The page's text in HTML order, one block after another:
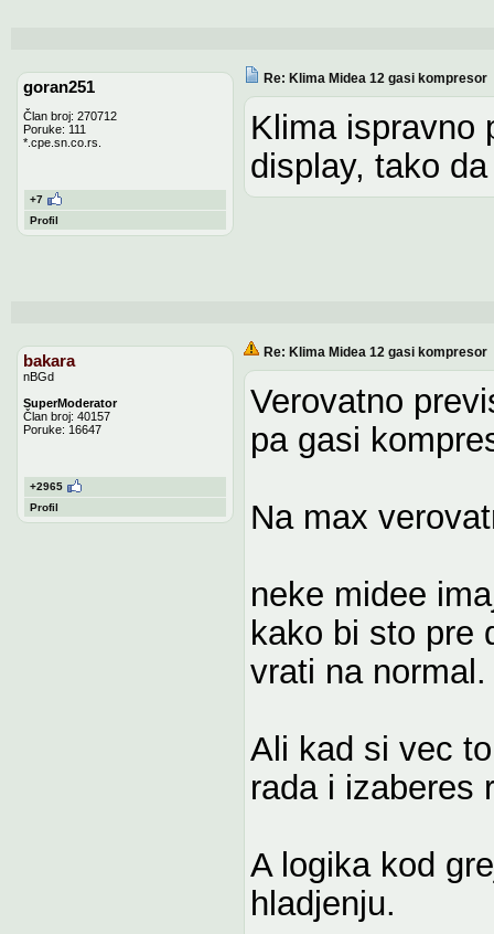
goran251
Član broj: 270712
Poruke: 111
*.cpe.sn.co.rs.
+7
Profil
Re: Klima Midea 12 gasi kompresor
Klima ispravno
display, tako
bakara
nBGd
SuperModerator
Član broj: 40157
Poruke: 16647
+2965
Profil
Re: Klima Midea 12 gasi kompresor
Verovatno
pa gasi
Na max
neke midee
kako bi sto pre
vrati na normal.
Ali kad si vec
rada i izaberes
A logika kod
hladjenju.